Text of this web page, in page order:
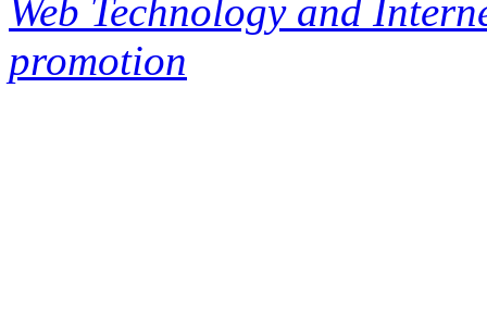
Web Technology and
promotion